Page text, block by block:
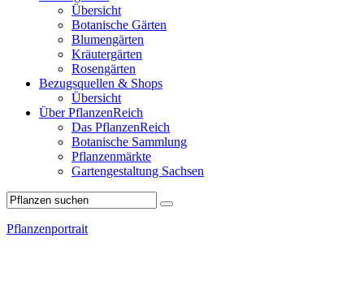
Übersicht
Botanische Gärten
Blumengärten
Kräutergärten
Rosengärten
Bezugsquellen & Shops
Übersicht
Über PflanzenReich
Das PflanzenReich
Botanische Sammlung
Pflanzenmärkte
Gartengestaltung Sachsen
Pflanzenportrait